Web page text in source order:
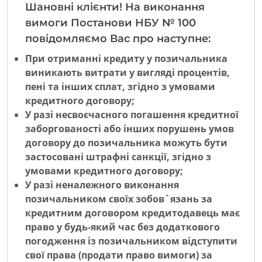
Шановні клієнти! На виконання
вимоги Постанови НБУ № 100
повідомляємо Вас про наступне:
При отриманні кредиту у позичальника
виникають витрати у вигляді процентів,
пені та інших сплат, згідно з умовами
кредитного договору;
У разі несвоєчасного погашення кредитної
заборгованості або інших порушень умов
договору до позичальника можуть бути
застосовані штрафні санкції, згідно з
умовами кредитного договору;
У разі неналежного виконання
позичальником своїх зобов`язань за
кредитним договором кредитодавець має
право у будь-який час без додаткового
погодження із позичальником відступити
свої права (продати право вимоги) за